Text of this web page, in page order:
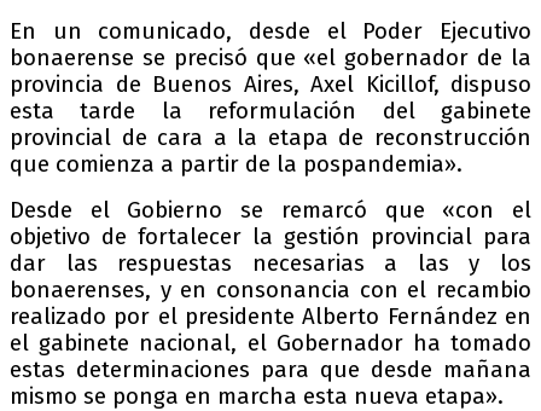
En un comunicado, desde el Poder Ejecutivo
bonaerense se precisó que «el gobernador de la
provincia de Buenos Aires, Axel Kicillof, dispuso
esta tarde la reformulación del gabinete
provincial de cara a la etapa de reconstrucción
que comienza a partir de la pospandemia».
Desde el Gobierno se remarcó que «con el
objetivo de fortalecer la gestión provincial para
dar las respuestas necesarias a las y los
bonaerenses, y en consonancia con el recambio
realizado por el presidente Alberto Fernández en
el gabinete nacional, el Gobernador ha tomado
estas determinaciones para que desde mañana
mismo se ponga en marcha esta nueva etapa».